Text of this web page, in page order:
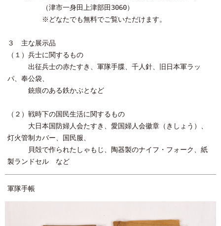
（津市一身田上津部田3060）
※どなたでも無料でご覧いただけます。
３ 主な展示品
（１）兵士に関するもの
出征兵士の赤たすき、軍隊手牒、千人針、旧日本軍ラッ
パ、奉公袋、
銃痕のある鉄かぶとなど
（２）戦時下の国民生活に関するもの
大日本国防婦人会たすき、愛国婦人会徽章（きしょう）、
灯火管制カバー、国民服、
貝殻で作られたしゃもじ、陶器製のナイフ・フォーク、紙
製ランドセル など
軍隊手帳